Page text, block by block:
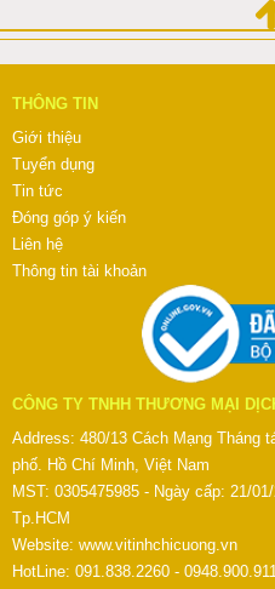
THÔNG TIN
Giới thiệu
Tuyển dụng
Tin tức
Đóng góp ý kiến
Liên hệ
Thông tin tài khoản
CÔNG TY TNHH THƯƠNG MẠI
Address: 480/13 Cách Mạng Tháng
phố. Hồ Chí Minh, Việt Nam
MST: 0305475985 - Ngày cấp: 21/
Tp.HCM
Website: www.vitinhchicuong.vn
HotLine: 091.838.2260 -